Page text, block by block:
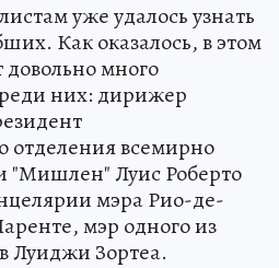
уже удалось узнать
Как оказалось, в этом
довольно много
них: дирижер
отделения всемирно
"Мишлен" Луис Роберто
мэра Рио-де-
мэр одного из
Луиджи Зортеа.